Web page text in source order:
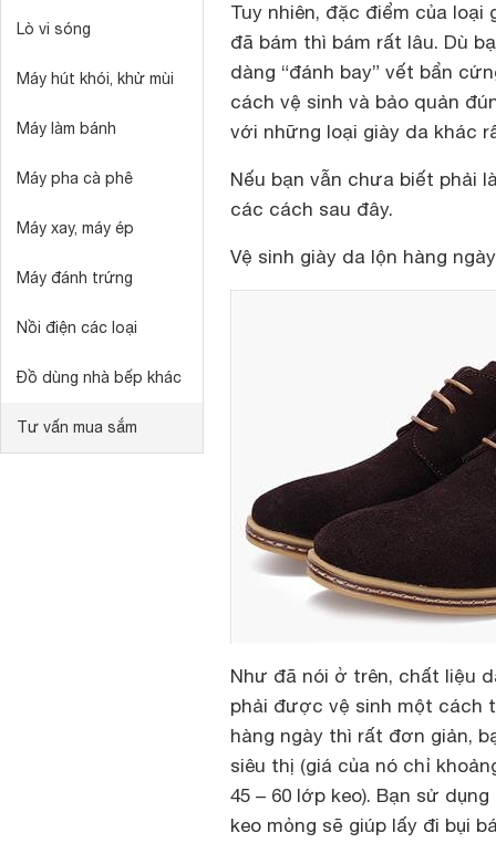
Lò vi sóng
Máy hút khói, khử mùi
Máy làm bánh
Máy pha cà phê
Máy xay, máy ép
Máy đánh trứng
Nồi điện các loại
Đồ dùng nhà bếp khác
Tư vấn mua sắm
Tuy nhiên, đặc điểm của loại
đã bám thì bám rất lâu. Dù
dàng “đánh bay” vết bẩn
cách vệ sinh và bảo quản
với những loại giày da khác
Nếu bạn vẫn chưa biết phải
các cách sau đây.
Vệ sinh giày da lộn hàng ngày
Như đã nói ở trên, chất liệu
phải được vệ sinh một cách
hàng ngày thì rất đơn giản,
siêu thị (giá của nó chỉ
45 – 60 lớp keo). Bạn sử
keo mỏng sẽ giúp lấy đi bụi